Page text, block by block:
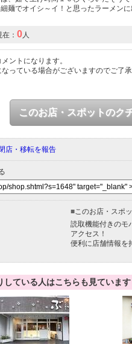
でオイシ～イ！と思ったラーメンに
在： 0人
ントになります。
っている場合がございますのでご了承
このお店・スポットのク
店・移転を報告
■このお店・スポ
読取機能付きのモ
アクセス！
便利に店舗情報を
している人はこちらも見ています